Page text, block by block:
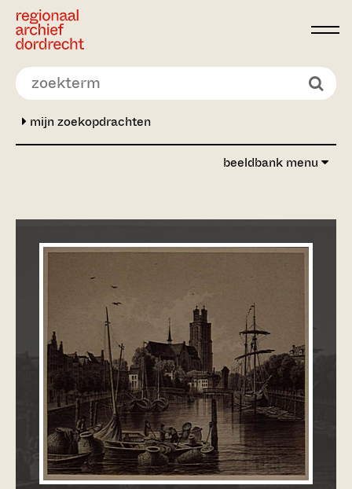
Ga direct naar de inhoud
mijn zoekopdrachten
beeldbank menu